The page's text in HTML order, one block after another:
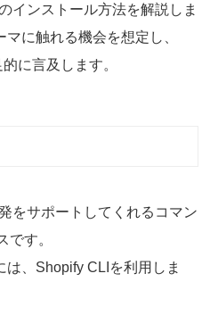
インストール方法を解説しま
に触れる機会を想定し、
に言及します。
をサポートしてくれるコマン
です。
、Shopify CLIを利用しま